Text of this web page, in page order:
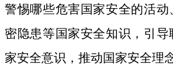
警惕哪些危害国家安全的活
密隐患等国家安全知识，引导
家安全意识，推动国家安全理